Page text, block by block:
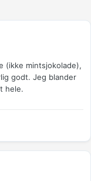
(ikke mintsjokolade),
godt. Jeg blander
hele.